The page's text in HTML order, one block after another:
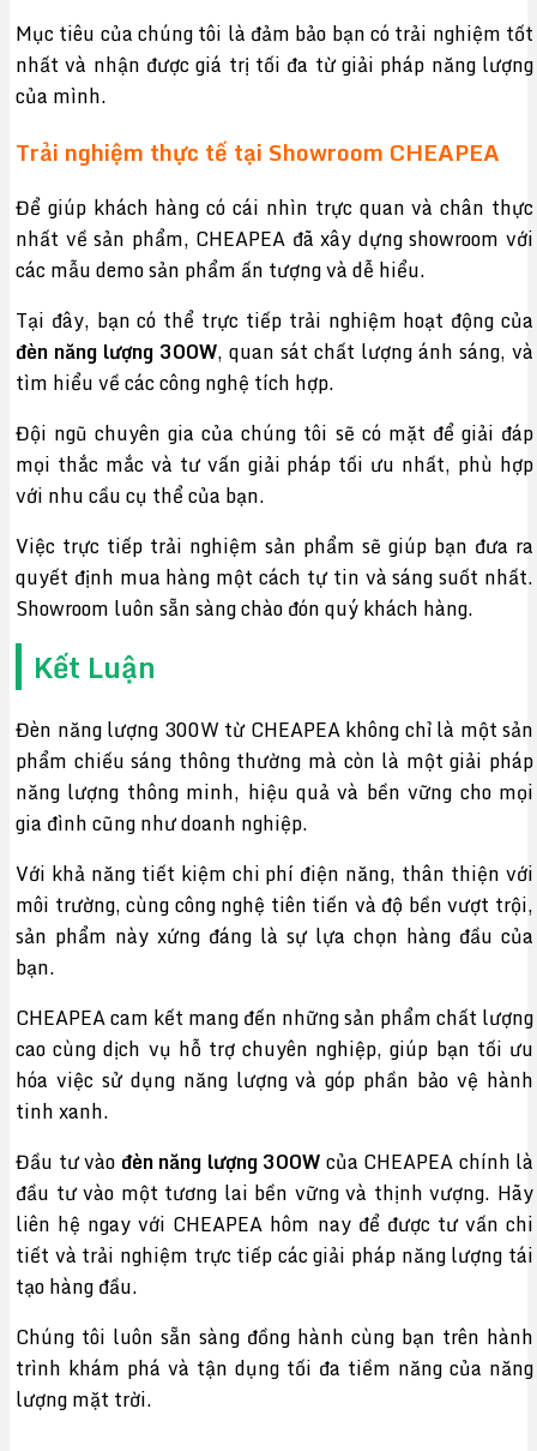
Mục tiêu của chúng tôi là đảm bảo bạn có trải nghiệm tốt
nhất và nhận được giá trị tối đa từ giải pháp năng lượng
của mình.
Trải nghiệm thực tế tại Showroom CHEAPEA
Để giúp khách hàng có cái nhìn trực quan và chân thực
nhất về sản phẩm, CHEAPEA đã xây dựng showroom với
các mẫu demo sản phẩm ấn tượng và dễ hiểu.
Tại đây, bạn có thể trực tiếp trải nghiệm hoạt động của
đèn năng lượng 300W, quan sát chất lượng ánh sáng, và
tìm hiểu về các công nghệ tích hợp.
Đội ngũ chuyên gia của chúng tôi sẽ có mặt để giải đáp
mọi thắc mắc và tư vấn giải pháp tối ưu nhất, phù hợp
với nhu cầu cụ thể của bạn.
Việc trực tiếp trải nghiệm sản phẩm sẽ giúp bạn đưa ra
quyết định mua hàng một cách tự tin và sáng suốt nhất.
Showroom luôn sẵn sàng chào đón quý khách hàng.
Kết Luận
Đèn năng lượng 300W từ CHEAPEA không chỉ là một sản
phẩm chiếu sáng thông thường mà còn là một giải pháp
năng lượng thông minh, hiệu quả và bền vững cho mọi
gia đình cũng như doanh nghiệp.
Với khả năng tiết kiệm chi phí điện năng, thân thiện với
môi trường, cùng công nghệ tiên tiến và độ bền vượt trội,
sản phẩm này xứng đáng là sự lựa chọn hàng đầu của
bạn.
CHEAPEA cam kết mang đến những sản phẩm chất lượng
cao cùng dịch vụ hỗ trợ chuyên nghiệp, giúp bạn tối ưu
hóa việc sử dụng năng lượng và góp phần bảo vệ hành
tinh xanh.
Đầu tư vào đèn năng lượng 300Wcủa CHEAPEA chính là
đầu tư vào một tương lai bền vững và thịnh vượng. Hãy
liên hệ ngay với CHEAPEA hôm nay để được tư vấn chi
tiết và trải nghiệm trực tiếp các giải pháp năng lượng tái
tạo hàng đầu.
Chúng tôi luôn sẵn sàng đồng hành cùng bạn trên hành
trình khám phá và tận dụng tối đa tiềm năng của năng
lượng mặt trời.